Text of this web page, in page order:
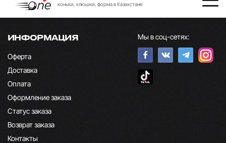
коньки, клюшки, форма в Казахстане
ИНФОРМАЦИЯ
Оферта
Доставка
Оплата
Оформление заказа
Статус заказа
Возврат заказа
Контакты
Мы в соц-сетях: